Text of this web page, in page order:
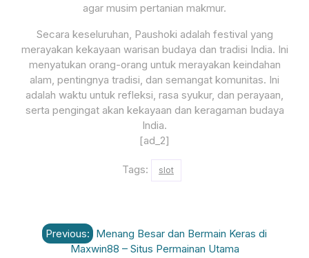
agar musim pertanian makmur.
Secara keseluruhan, Paushoki adalah festival yang
merayakan kekayaan warisan budaya dan tradisi India. Ini
menyatukan orang-orang untuk merayakan keindahan
alam, pentingnya tradisi, dan semangat komunitas. Ini
adalah waktu untuk refleksi, rasa syukur, dan perayaan,
serta pengingat akan kekayaan dan keragaman budaya
India.
[ad_2]
Tags: slot
Post
navigation
Previous: Menang Besar dan Bermain Keras di
Maxwin88 – Situs Permainan Utama